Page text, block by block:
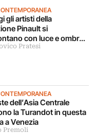
gli artisti della
Pinault si
con luce e ombra
mostra
Pratesi
dell’Asia Centrale
la Turandot in questa
a Venezia
Premoli